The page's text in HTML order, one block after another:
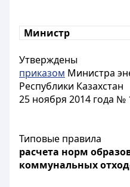
Министр
Утверждены
приказом Министра
Республики Казахстан
25 ноября 2014 года №
Типовые правила
расчета норм
коммунальных